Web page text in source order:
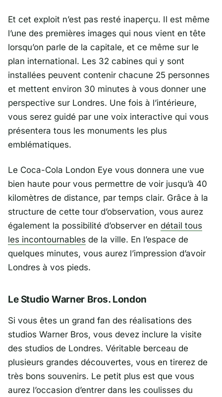
Et cet exploit n’est pas resté inaperçu. Il est même
l’une des premières images qui nous vient en tête
lorsqu’on parle de la capitale, et ce même sur le
plan international. Les 32 cabines qui y sont
installées peuvent contenir chacune 25 personnes
et mettent environ 30 minutes à vous donner une
perspective sur Londres. Une fois à l’intérieure,
vous serez guidé par une voix interactive qui vous
présentera tous les monuments les plus
emblématiques.
Le Coca-Cola London Eye vous donnera une vue
bien haute pour vous permettre de voir jusqu’à 40
kilomètres de distance, par temps clair. Grâce à la
structure de cette tour d’observation, vous aurez
également la possibilité d’observer en détail tous
les incontournables de la ville. En l’espace de
quelques minutes, vous aurez l’impression d’avoir
Londres à vos pieds.
Le Studio Warner Bros. London
Si vous êtes un grand fan des réalisations des
studios Warner Bros, vous devez inclure la visite
des studios de Londres. Véritable berceau de
plusieurs grandes découvertes, vous en tirerez de
très bons souvenirs. Le petit plus est que vous
aurez l’occasion d’entrer dans les coulisses du